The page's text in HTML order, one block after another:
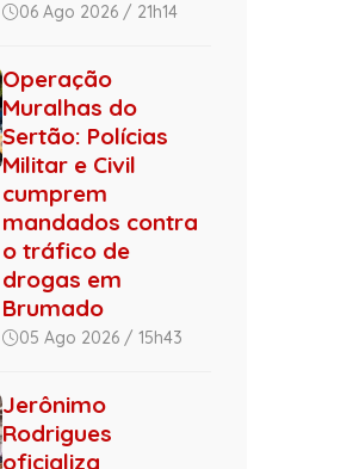
06 Ago 2026 / 21h14
Operação
Muralhas do
Sertão: Polícias
Militar e Civil
cumprem
mandados contra
o tráfico de
drogas em
Brumado
05 Ago 2026 / 15h43
Jerônimo
Rodrigues
oficializa